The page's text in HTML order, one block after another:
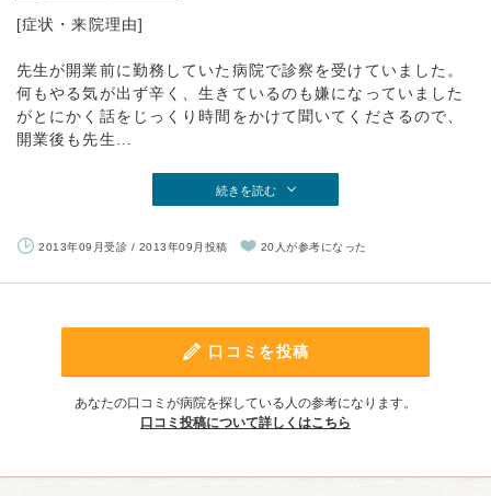
[症状・来院理由]
先生が開業前に勤務していた病院で診察を受けていました。
何もやる気が出ず辛く、生きているのも嫌になっていました
がとにかく話をじっくり時間をかけて聞いてくださるので、
開業後も先生...
続きを読む
2013年09月受診 / 2013年09月投稿 20人が参考になった
口コミを投稿
あなたの口コミが病院を探している人の参考になります。
口コミ投稿について詳しくはこちら